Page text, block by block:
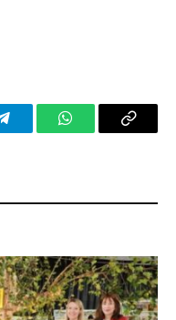
TelegramWhatsAppCopy